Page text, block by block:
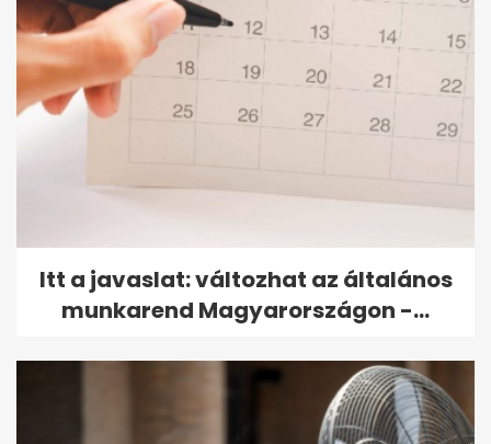
Itt a javaslat: változhat az általános
munkarend Magyarországon -...